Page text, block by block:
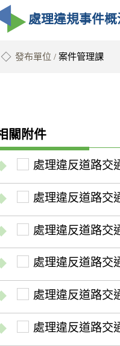
處理違規事件概
發布單位 / 案件管理課
關附件
處理違反道路交
處理違反道路交
處理違反道路交
處理違反道路交
處理違反道路交
處理違反道路交